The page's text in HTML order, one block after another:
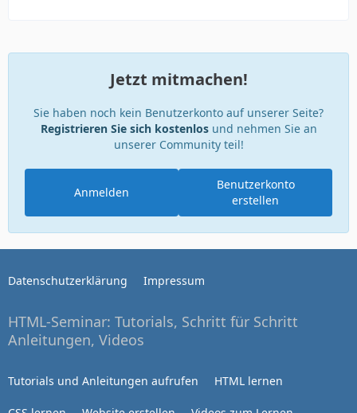
Jetzt mitmachen!
Sie haben noch kein Benutzerkonto auf unserer Seite?
Registrieren Sie sich kostenlosund nehmen Sie an
unserer Community teil!
Benutzerkonto
erstellen
Anmelden
Datenschutzerklärung Impressum
HTML-Seminar: Tutorials, Schritt für Schritt
Anleitungen, Videos
Tutorials und Anleitungen aufrufen HTML lernen